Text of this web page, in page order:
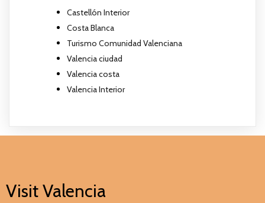
Castellón Interior
Costa Blanca
Turismo Comunidad Valenciana
Valencia ciudad
Valencia costa
Valencia Interior
Visit Valencia